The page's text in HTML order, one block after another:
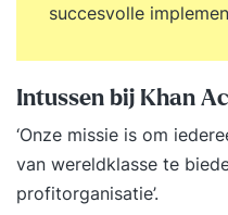
succesvolle
Intussen bij Khan
‘Onze missie is om
van wereldklasse te
profitorganisatie’.